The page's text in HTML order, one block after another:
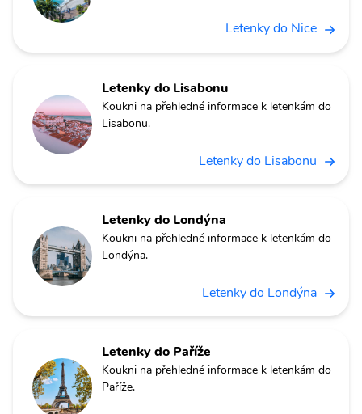
Letenky do Nice
Letenky do Lisabonu
Koukni na přehledné informace k letenkám do
Lisabonu.
Letenky do Lisabonu
Letenky do Londýna
Koukni na přehledné informace k letenkám do
Londýna.
Letenky do Londýna
Letenky do Paříže
Koukni na přehledné informace k letenkám do
Paříže.